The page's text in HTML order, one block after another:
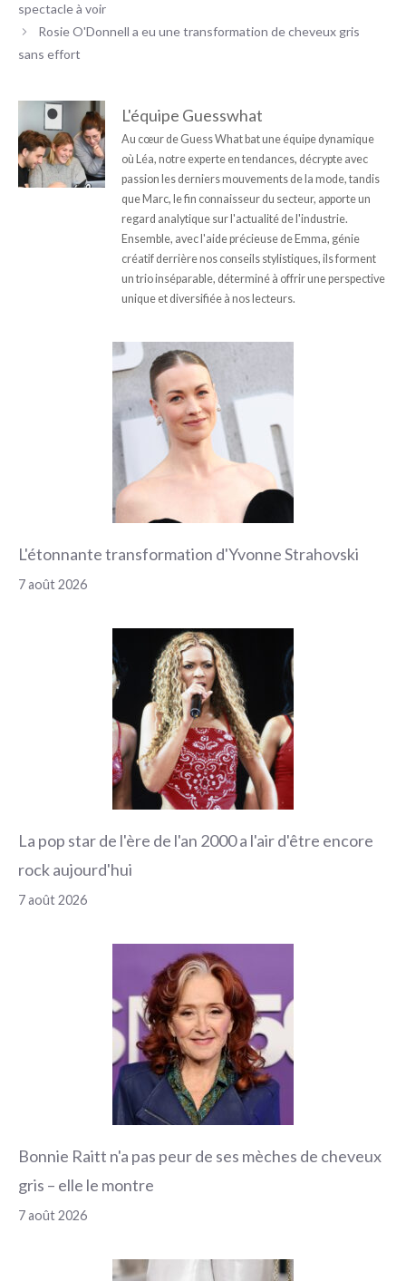
spectacle à voir
Rosie O'Donnell a eu une transformation de cheveux gris
sans effort
L'équipe Guesswhat
Au cœur de Guess What bat une équipe dynamique
où Léa, notre experte en tendances, décrypte avec
passion les derniers mouvements de la mode, tandis
que Marc, le fin connaisseur du secteur, apporte un
regard analytique sur l'actualité de l'industrie.
Ensemble, avec l'aide précieuse de Emma, génie
créatif derrière nos conseils stylistiques, ils forment
un trio inséparable, déterminé à offrir une perspective
unique et diversifiée à nos lecteurs.
L'étonnante transformation d'Yvonne Strahovski
7 août 2026
La pop star de l'ère de l'an 2000 a l'air d'être encore
rock aujourd'hui
7 août 2026
Bonnie Raitt n'a pas peur de ses mèches de cheveux
gris – elle le montre
7 août 2026